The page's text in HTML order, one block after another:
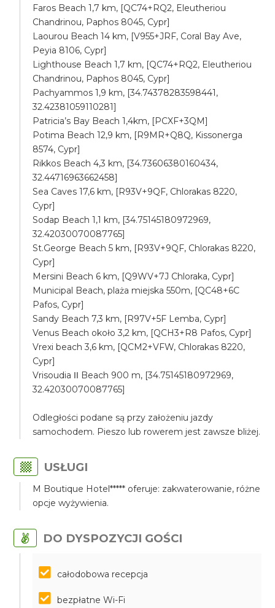
Faros Beach 1,7 km, [QC74+RQ2, Eleutheriou
Chandrinou, Paphos 8045, Cypr]
Laourou Beach 14 km, [V955+JRF, Coral Bay Ave,
Peyia 8106, Cypr]
Lighthouse Beach 1,7 km, [QC74+RQ2, Eleutheriou
Chandrinou, Paphos 8045, Cypr]
Pachyammos 1,9 km, [34.74378283598441,
32.42381059110281]
Patricia’s Bay Beach 1,4km, [PCXF+3QM]
Potima Beach 12,9 km, [R9MR+Q8Q, Kissonerga
8574, Cypr]
Rikkos Beach 4,3 km, [34.73606380160434,
32.44716963662458]
Sea Caves 17,6 km, [R93V+9QF, Chlorakas 8220,
Cypr]
Sodap Beach 1,1 km, [34.75145180972969,
32.42030070087765]
St.George Beach 5 km, [R93V+9QF, Chlorakas 8220,
Cypr]
Mersini Beach 6 km, [Q9WV+7J Chloraka, Cypr]
Municipal Beach, plaża miejska 550m, [QC48+6C
Pafos, Cypr]
Sandy Beach 7,3 km, [R97V+5F Lemba, Cypr]
Venus Beach około 3,2 km, [QCH3+R8 Pafos, Cypr]
Vrexi beach 3,6 km, [QCM2+VFW, Chlorakas 8220,
Cypr]
Vrisoudia ΙΙ Beach 900 m, [34.75145180972969,
32.42030070087765]
Odległości podane są przy założeniu jazdy
samochodem. Pieszo lub rowerem jest zawsze bliżej.
USŁUGI
M Boutique Hotel***** oferuje: zakwaterowanie, różne
opcje wyżywienia.
DO DYSPOZYCJI GOŚCI
całodobowa recepcja
bezpłatne Wi-Fi